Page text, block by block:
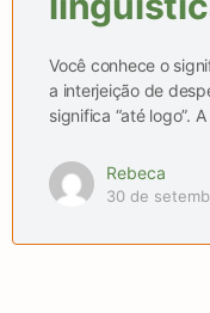
Você conhece o
a interjeição de
significa “até logo”.
Rebeca
30 de